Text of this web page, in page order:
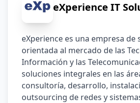
eXperience IT
eXperience es una empresa de
orientada al mercado de las
Información y las
soluciones integrales en las
consultoría, desarrollo,
outsourcing de redes y